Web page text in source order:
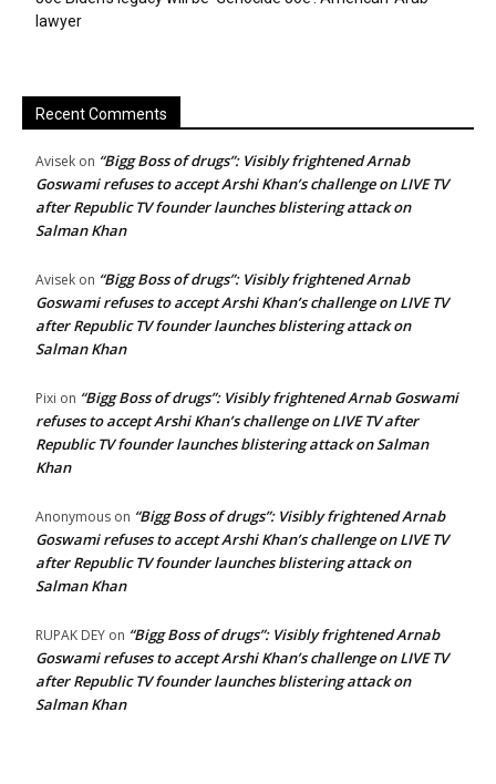
lawyer
Recent Comments
Avisek on “Bigg Boss of drugs”: Visibly frightened Arnab
Goswami refuses to accept Arshi Khan’s challenge on LIVE TV
after Republic TV founder launches blistering attack on
Salman Khan
Avisek on “Bigg Boss of drugs”: Visibly frightened Arnab
Goswami refuses to accept Arshi Khan’s challenge on LIVE TV
after Republic TV founder launches blistering attack on
Salman Khan
Pixi on “Bigg Boss of drugs”: Visibly frightened Arnab Goswami
refuses to accept Arshi Khan’s challenge on LIVE TV after
Republic TV founder launches blistering attack on Salman
Khan
Anonymous on “Bigg Boss of drugs”: Visibly frightened Arnab
Goswami refuses to accept Arshi Khan’s challenge on LIVE TV
after Republic TV founder launches blistering attack on
Salman Khan
RUPAK DEY on “Bigg Boss of drugs”: Visibly frightened Arnab
Goswami refuses to accept Arshi Khan’s challenge on LIVE TV
after Republic TV founder launches blistering attack on
Salman Khan